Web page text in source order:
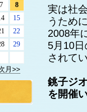
実は社
うため
2008年
5月10
されて
銚子ジ
を開催
7
8
15
22
29
月>>